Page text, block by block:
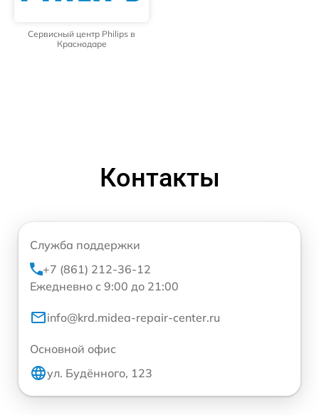
Сервисный центр Philips в
Краснодаре
Контакты
Служба поддержки
+7 (861) 212-36-12
Ежедневно с 9:00 до 21:00
info@krd.midea-repair-center.ru
Основной офис
ул. Будённого, 123